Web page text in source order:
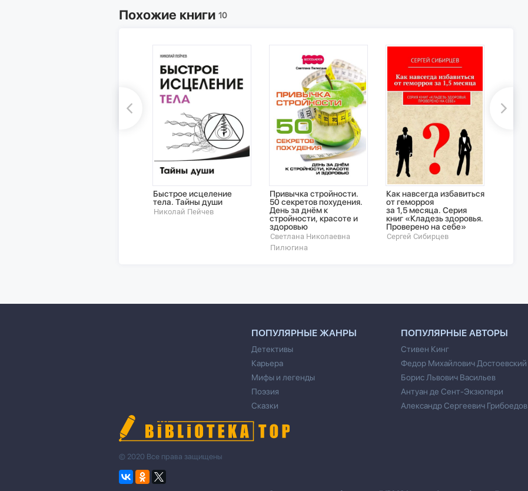
Похожие книги 10
Быстрое исцеление
тела. Тайны души
Николай Пейчев
Привычка стройности.
50 секретов похудения.
День за днём к
стройности, красоте и
здоровью
Светлана Николаевна
Пилюгина
Как навсегда избавиться
от геморроя
за 1,5 месяца. Серия
книг «Кладезь здоровья.
Проверено на себе»
Сергей Сибирцев
ПОПУЛЯРНЫЕ ЖАНРЫ
Детективы
Карьера
Мифы и легенды
Поэзия
Сказки
ПОПУЛЯРНЫЕ АВТОРЫ
Стивен Кинг
Федор Михайлович Достоевский
Борис Львович Васильев
Антуан де Сент-Экзюпери
Александр Сергеевич Грибоедов
© 2020 Все права защищены